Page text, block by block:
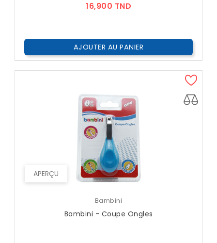
16,900 TND
AJOUTER AU PANIER
APERÇU
Bambini
Bambini - Coupe Ongles